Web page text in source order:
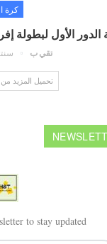
كرة
الأول لبطولة
تقي ب
تحميل المزيد
to stay updated.